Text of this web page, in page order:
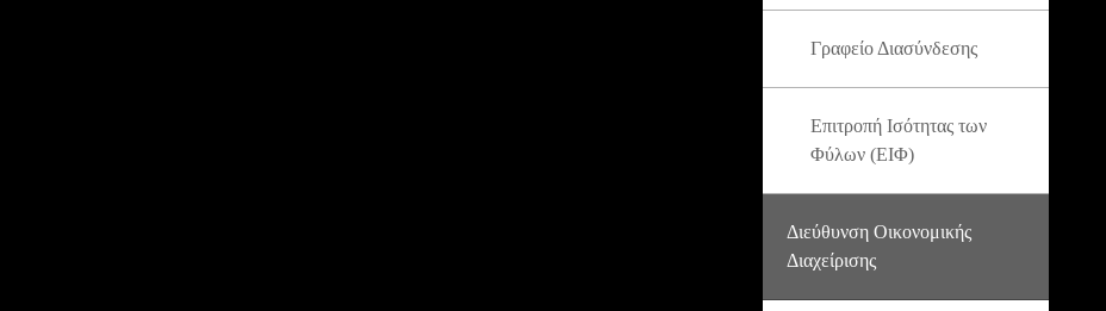
Γραφείο Διασύνδεσης
Επιτροπή Ισότητας των
Φύλων (ΕΙΦ)
Διεύθυνση Οικονομικής
Διαχείρισης